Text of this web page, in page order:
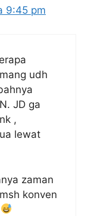
9:45 pm
udh
JD ga
,
lewat
zaman
konven